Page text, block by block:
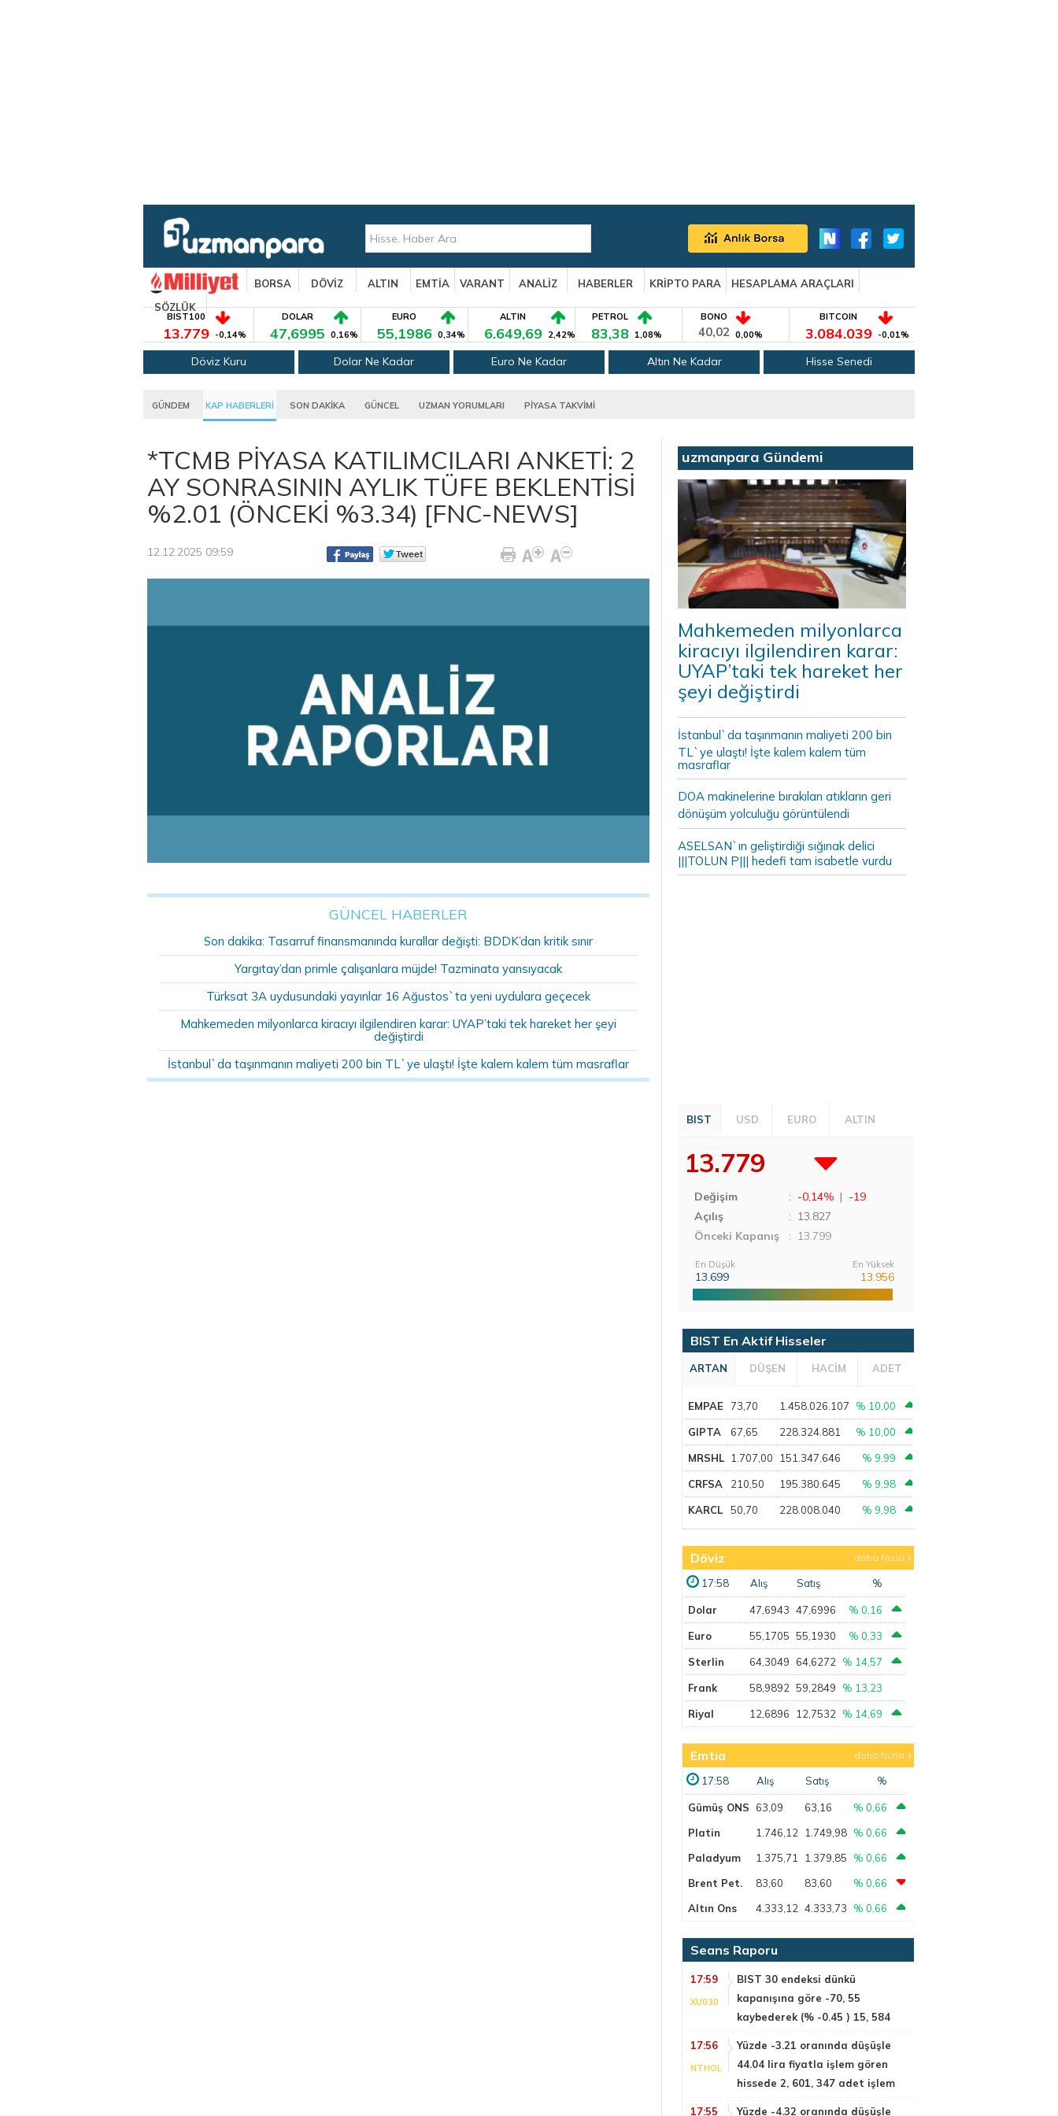
BORSA DÖVİZ ALTIN EMTİA VARANT ANALİZ HABERLER KRİPTO PARA
HESAPLAMA ARAÇLARI
SÖZLÜK
BIST100
13.779 -0,14%
DOLAR
47,6995 0,16%
EURO
55,1986 0,34%
ALTIN
6.649,69 2,42%
PETROL
83,38 1,08%
BONO
40,02 0,00%
BITCOIN
3.084.039 -0,01%
Döviz Kuru Dolar Ne Kadar Euro Ne Kadar Altın Ne Kadar Hisse Senedi
GÜNDEM KAP HABERLERİ SON DAKİKA GÜNCEL UZMAN YORUMLARI PİYASA TAKVİMİ
*TCMB PİYASA KATILIMCILARI ANKETİ: 2
AY SONRASININ AYLIK TÜFE BEKLENTİSİ
%2.01 (ÖNCEKİ %3.34) [FNC-NEWS]
12.12.2025 09:59
GÜNCEL HABERLER
Son dakika: Tasarruf finansmanında kurallar değişti: BDDK’dan kritik sınır
Yargıtay’dan primle çalışanlara müjde! Tazminata yansıyacak
Türksat 3A uydusundaki yayınlar 16 Ağustos`ta yeni uydulara geçecek
Mahkemeden milyonlarca kiracıyı ilgilendiren karar: UYAP’taki tek hareket her şeyi
değiştirdi
İstanbul`da taşınmanın maliyeti 200 bin TL`ye ulaştı! İşte kalem kalem tüm masraflar
uzmanpara Gündemi
Mahkemeden milyonlarca
kiracıyı ilgilendiren karar:
UYAP’taki tek hareket her
şeyi değiştirdi
İstanbul`da taşınmanın maliyeti 200 bin
TL`ye ulaştı! İşte kalem kalem tüm
masraflar
DOA makinelerine bırakılan atıkların geri
dönüşüm yolculuğu görüntülendi
ASELSAN`ın geliştirdiği sığınak delici
|||TOLUN P||| hedefi tam isabetle vurdu
BIST USD EURO ALTIN
13.779
Değişim : -0,14% | -19
Açılış
: 13.827
Önceki Kapanış
: 13.799
En Düşük
13.699
En Yüksek
13.956
BIST En Aktif Hisseler
ARTAN DÜŞEN HACİM ADET
EMPAE 73,70 1.458.026.107 % 10,00
GIPTA 67,65 228.324.881 % 10,00
MRSHL 1.707,00 151.347.646 % 9,99
CRFSA 210,50 195.380.645 % 9,98
KARCL 50,70 228.008.040 % 9,98
Döviz daha fazla
17:58 Alış Satış %
Dolar 47,6943 47,6996 % 0,16
Euro 55,1705 55,1930 % 0,33
Sterlin 64,3049 64,6272 % 14,57
Frank 58,9892 59,2849 % 13,23
Riyal 12,6896 12,7532 % 14,69
Emtia daha fazla
17:58 Alış Satış %
Gümüş ONS 63,09 63,16
% 0,66
Platin
1.746,12 1.749,98 % 0,66
Paladyum
1.375,71 1.379,85
% 0,66
Brent Pet.
83,60 83,60
% 0,66
Altın Ons
4.333,12 4.333,73 % 0,66
Seans Raporu
17:59
XU030
BIST 30 endeksi dünkü
kapanışına göre -70, 55
kaybederek (% -0.45 ) 15, 584
17:56
NTHOL
Yüzde -3.21 oranında düşüşle
44.04 lira fiyatla işlem gören
hissede 2, 601, 347 adet işlem
17:55
Yüzde -4.32 oranında düşüşle